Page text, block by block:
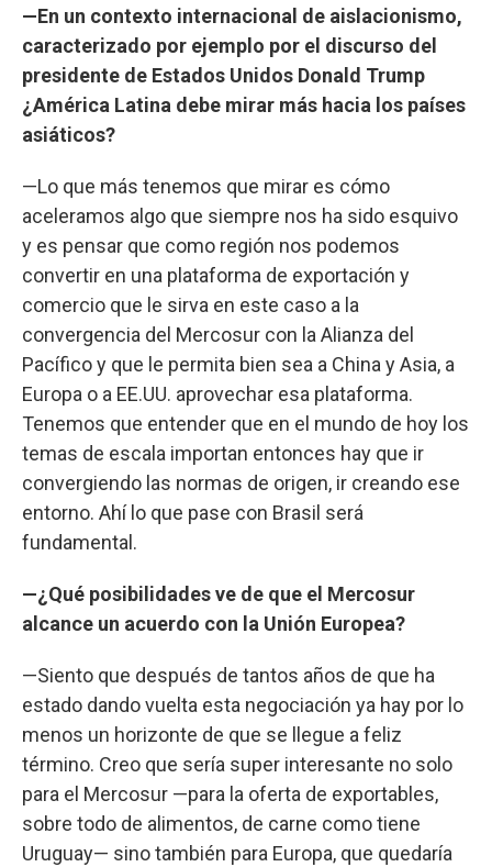
—En un contexto internacional de aislacionismo,
caracterizado por ejemplo por el discurso del
presidente de Estados Unidos Donald Trump
¿América Latina debe mirar más hacia los países
asiáticos?
—Lo que más tenemos que mirar es cómo
aceleramos algo que siempre nos ha sido esquivo
y es pensar que como región nos podemos
convertir en una plataforma de exportación y
comercio que le sirva en este caso a la
convergencia del Mercosur con la Alianza del
Pacífico y que le permita bien sea a China y Asia, a
Europa o a EE.UU. aprovechar esa plataforma.
Tenemos que entender que en el mundo de hoy los
temas de escala importan entonces hay que ir
convergiendo las normas de origen, ir creando ese
entorno. Ahí lo que pase con Brasil será
fundamental.
—¿Qué posibilidades ve de que el Mercosur
alcance un acuerdo con la Unión Europea?
—Siento que después de tantos años de que ha
estado dando vuelta esta negociación ya hay por lo
menos un horizonte de que se llegue a feliz
término. Creo que sería super interesante no solo
para el Mercosur —para la oferta de exportables,
sobre todo de alimentos, de carne como tiene
Uruguay— sino también para Europa, que quedaría